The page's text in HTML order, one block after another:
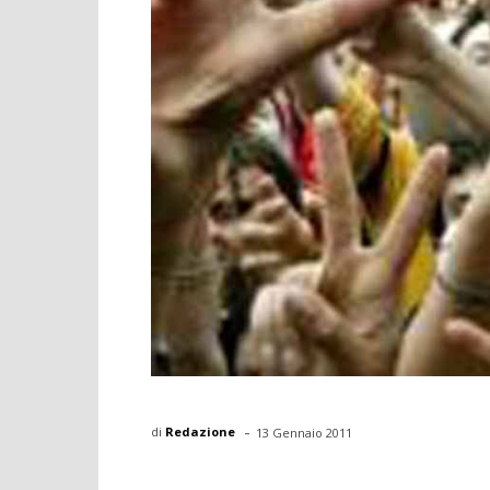
di Redazione - 13 Gennaio 2011